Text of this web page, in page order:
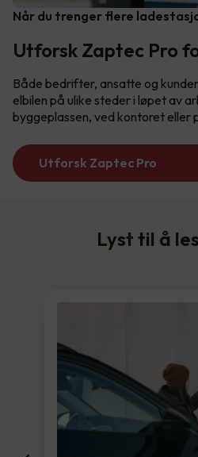
Når du trenger flere
Utforsk Zaptec Pro
Både bedrifter, ansatte og
elbilen på ulike steder i løpet av
byggeplassen, ved kontoret eller
Utforsk Zaptec Pro
Lyst til å